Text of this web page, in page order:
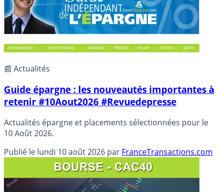
📰 Actualités
Guide épargne : les nouveautés importantes à
retenir #10Aout2026 #Revuedepresse
Actualités épargne et placements sélectionnées pour le
10 Août 2026.
Publié le lundi 10 août 2026 par FranceTransactions.com